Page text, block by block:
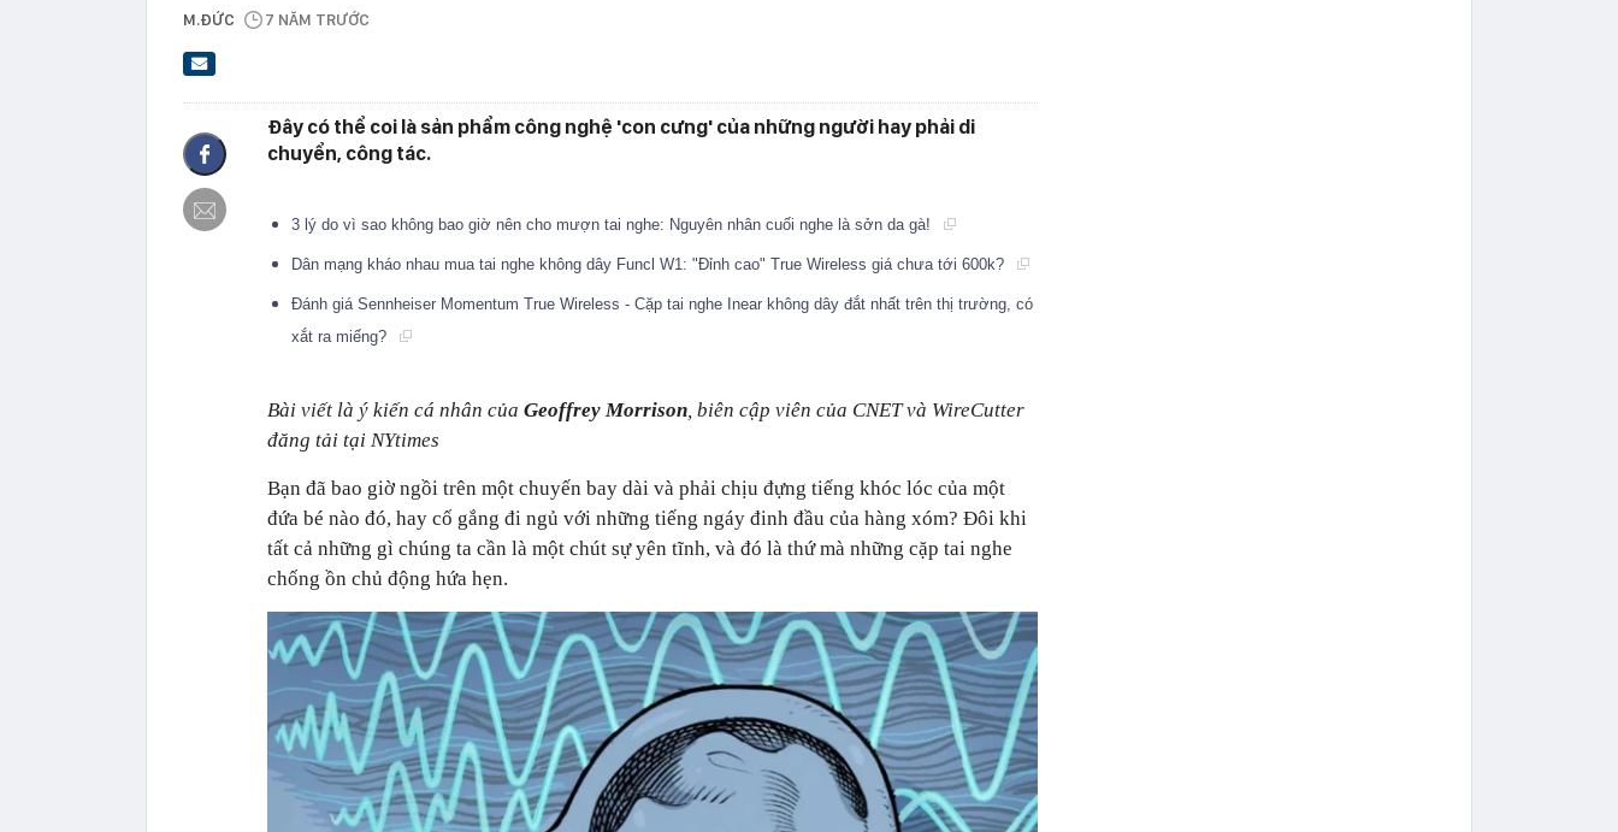
M.ĐỨC 7 NĂM TRƯỚC
Đây có thể coi là sản phẩm công nghệ 'con cưng' của những người hay phải di
chuyển, công tác.
3 lý do vì sao không bao giờ nên cho mượn tai nghe: Nguyên nhân cuối nghe là sởn da gà!
Dân mạng kháo nhau mua tai nghe không dây Funcl W1: "Đỉnh cao" True Wireless giá chưa tới 600k?
Đánh giá Sennheiser Momentum True Wireless - Cặp tai nghe Inear không dây đắt nhất trên thị trường, có
xắt ra miếng?
Bài viết là ý kiến cá nhân của Geoffrey Morrison, biên cập viên của CNET và WireCutter
đăng tải tại NYtimes
Bạn đã bao giờ ngồi trên một chuyến bay dài và phải chịu đựng tiếng khóc lóc của một
đứa bé nào đó, hay cố gắng đi ngủ với những tiếng ngáy đinh đầu của hàng xóm? Đôi khi
tất cả những gì chúng ta cần là một chút sự yên tĩnh, và đó là thứ mà những cặp tai nghe
chống ồn chủ động hứa hẹn.